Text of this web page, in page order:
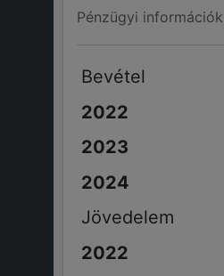
Pénzügyi
Bevétel
Jövedelem